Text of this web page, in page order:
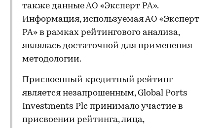
также данные АО «Эксперт РА».
Информация, используемая АО «Эксперт
РА» в рамках рейтингового анализа,
являлась достаточной для применения
методологии.
Присвоенный кредитный рейтинг
является незапрошенным, Global Ports
Investments Plc принимало участие в
присвоении рейтинга, лица,